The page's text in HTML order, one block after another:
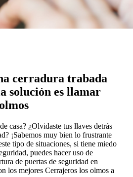
cerradura trabada
solución es llamar
casa? ¿Olvidaste tus llaves detrás
¡Sabemos muy bien lo frustrante
tipo de situaciones, si tiene miedo
puedes hacer uso de
de puertas de seguridad en
los mejores Cerrajeros los olmos a